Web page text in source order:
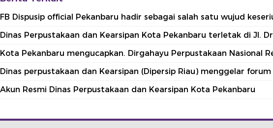
FB Dispusip official Pekanbaru hadir sebagai salah satu wujud
Dinas Perpustakaan dan Kearsipan Kota Pekanbaru terletak di Jl.
Kota Pekanbaru mengucapkan. Dirgahayu Perpustakaan Nasional
Dinas perpustakaan dan Kearsipan (Dipersip Riau) menggelar
Akun Resmi Dinas Perpustakaan dan Kearsipan Kota Pekanbaru